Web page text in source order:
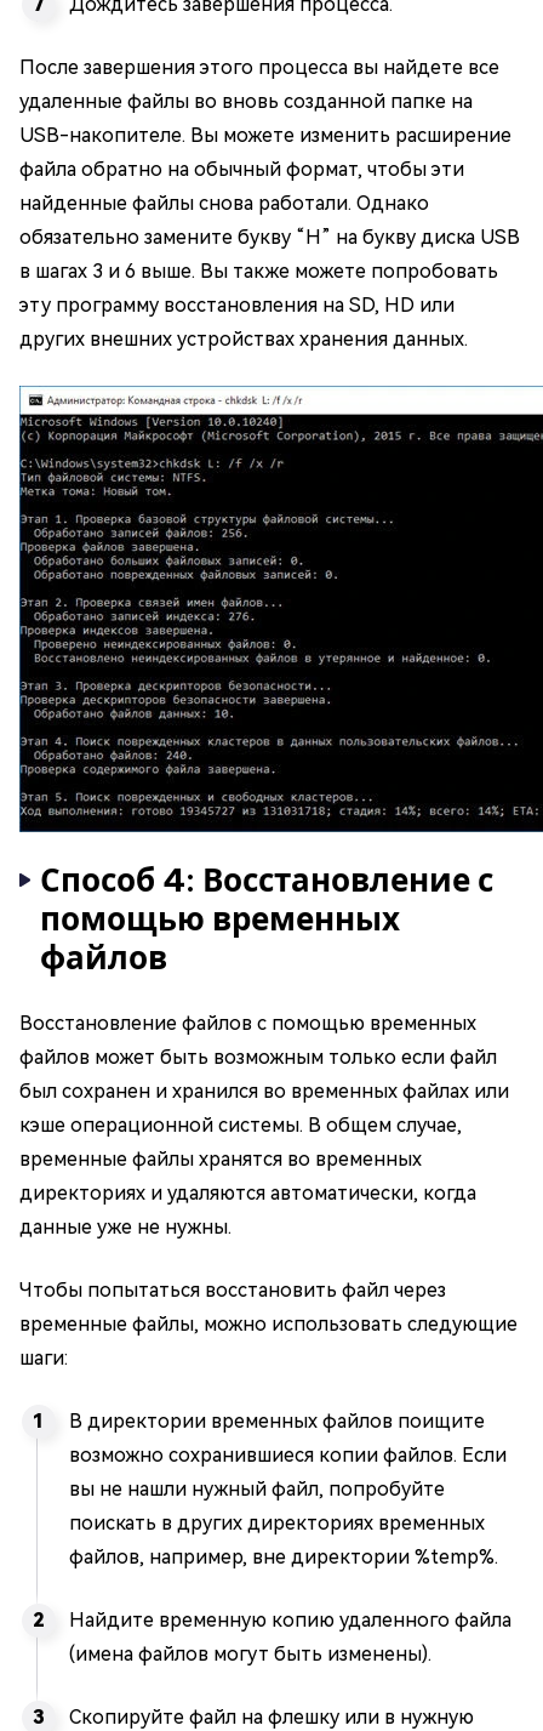
После завершения этого процесса вы найдете все
удаленные файлы во вновь созданной папке на
USB-накопителе. Вы можете изменить расширение
файла обратно на обычный формат, чтобы эти
найденные файлы снова работали. Однако
обязательно замените букву “H” на букву диска USB
в шагах 3 и 6 выше. Вы также можете попробовать
эту программу восстановления на SD, HD или
других внешних устройствах хранения данных.
Способ 4: Восстановление с
помощью временных
файлов
Восстановление файлов с помощью временных
файлов может быть возможным только если файл
был сохранен и хранился во временных файлах или
кэше операционной системы. В общем случае,
временные файлы хранятся во временных
директориях и удаляются автоматически, когда
данные уже не нужны.
Чтобы попытаться восстановить файл через
временные файлы, можно использовать следующие
шаги:
В директории временных файлов поищите
возможно сохранившиеся копии файлов. Если
вы не нашли нужный файл, попробуйте
поискать в других директориях временных
файлов, например, вне директории %temp%.
Найдите временную копию удаленного файла
(имена файлов могут быть изменены).
Скопируйте файл на флешку или в нужную